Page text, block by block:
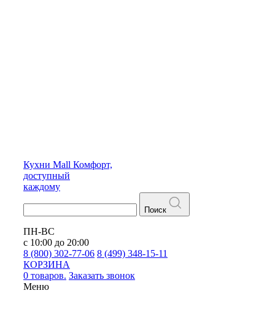
Кухни Mall Комфорт,
доступный
каждому
Поиск
ПН-ВС
с 10:00 до 20:00
8 (800) 302-77-06 8 (499) 348-15-11
КОРЗИНА
0 товаров. Заказать звонок
Меню